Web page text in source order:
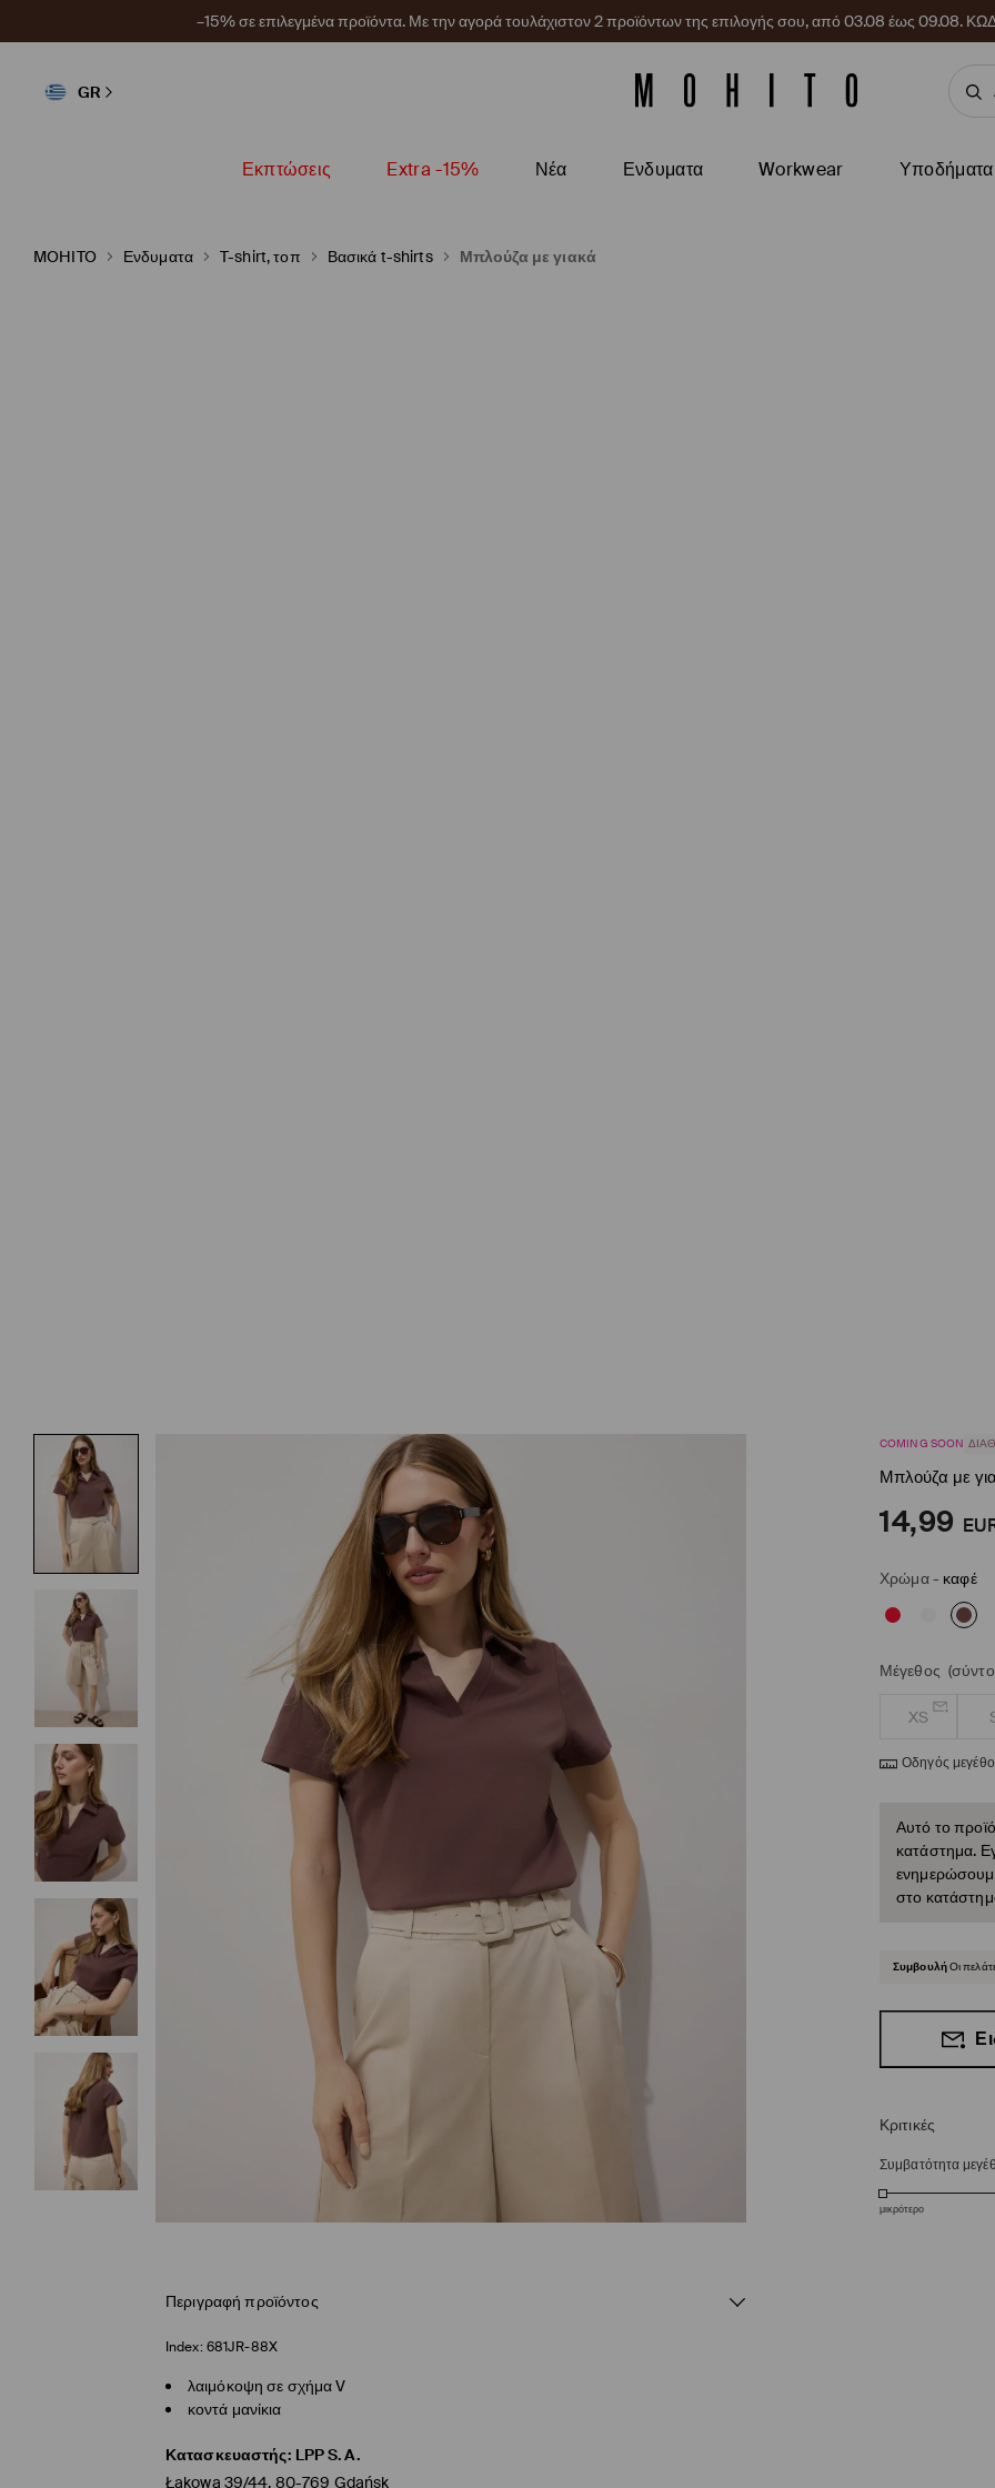
–15% σε επιλεγμένα προϊόντα. Με την αγορά τουλάχιστον 2 προϊόντων της επιλογής σου, από 03.08 έως 09.08.
GR
Εκπτώσεις Extra -15% Νέα Ενδυματα Workwear Υποδήματα
MOHITO Ενδυματα T-shirt, τοπ Βασικά t-shirts Μπλούζα με γιακά
COMING SOON
Μπλούζα με
14,99
Χρώμα- καφέ
Μέγεθος
XS
Οδηγός
Αυτό το
κατάστημα.
ενημερώσουμε
στο
ΣυμβουλήΟι
Κριτικές
Συμβατότητα
μικρότερο
Περιγραφή προϊόντος
Index: 681JR-88X
λαιμόκοψη σε σχήμα V
κοντά μανίκια
Κατασκευαστής: LPP S.A.
Łąkowa 39/44, 80-769 Gdańsk